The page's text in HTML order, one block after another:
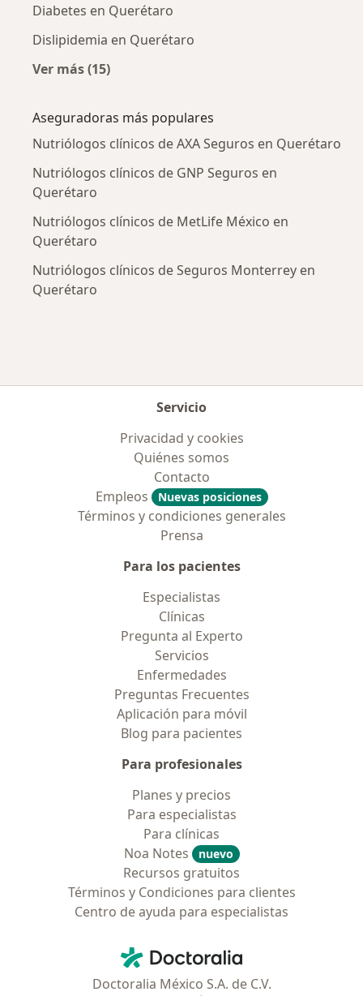
Diabetes en Querétaro
Dislipidemia en Querétaro
Ver más (15)
Aseguradoras más populares
Nutriólogos clínicos de AXA Seguros en Querétaro
Nutriólogos clínicos de GNP Seguros en
Querétaro
Nutriólogos clínicos de MetLife México en
Querétaro
Nutriólogos clínicos de Seguros Monterrey en
Querétaro
Servicio
Privacidad y cookies
Quiénes somos
Contacto
Empleos
Nuevas posiciones
Términos y condiciones generales
Prensa
Para los pacientes
Especialistas
Clínicas
Pregunta al Experto
Servicios
Enfermedades
Preguntas Frecuentes
Aplicación para móvil
Blog para pacientes
Para profesionales
Planes y precios
Para especialistas
Para clínicas
Noa Notes
nuevo
Recursos gratuitos
Términos y Condiciones para clientes
Centro de ayuda para especialistas
Doctoralia - Página de inicio
Doctoralia México S.A. de C.V.